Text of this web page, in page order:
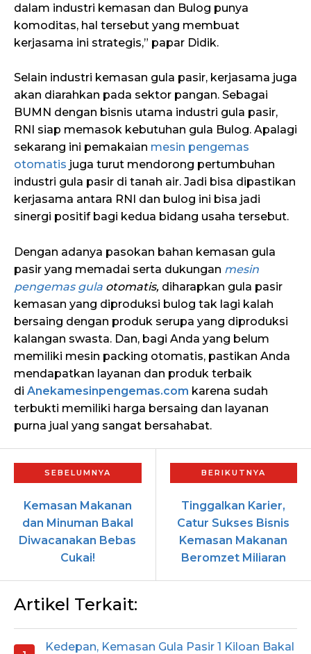
dalam industri kemasan dan Bulog punya
komoditas, hal tersebut yang membuat
kerjasama ini strategis,” papar Didik.
Selain industri kemasan gula pasir, kerjasama juga
akan diarahkan pada sektor pangan. Sebagai
BUMN dengan bisnis utama industri gula pasir,
RNI siap memasok kebutuhan gula Bulog. Apalagi
sekarang ini pemakaian mesin pengemas
otomatis juga turut mendorong pertumbuhan
industri gula pasir di tanah air. Jadi bisa dipastikan
kerjasama antara RNI dan bulog ini bisa jadi
sinergi positif bagi kedua bidang usaha tersebut.
Dengan adanya pasokan bahan kemasan gula
pasir yang memadai serta dukungan mesin
pengemas gula otomatis, diharapkan gula pasir
kemasan yang diproduksi bulog tak lagi kalah
bersaing dengan produk serupa yang diproduksi
kalangan swasta. Dan, bagi Anda yang belum
memiliki mesin packing otomatis, pastikan Anda
mendapatkan layanan dan produk terbaik
di Anekamesinpengemas.com karena sudah
terbukti memiliki harga bersaing dan layanan
purna jual yang sangat bersahabat.
Kemasan Makanan
dan Minuman Bakal
Diwacanakan Bebas
Cukai!
Tinggalkan Karier,
Catur Sukses Bisnis
Kemasan Makanan
Beromzet Miliaran
Artikel Terkait:
Kedepan, Kemasan Gula Pasir 1 Kiloan Bakal